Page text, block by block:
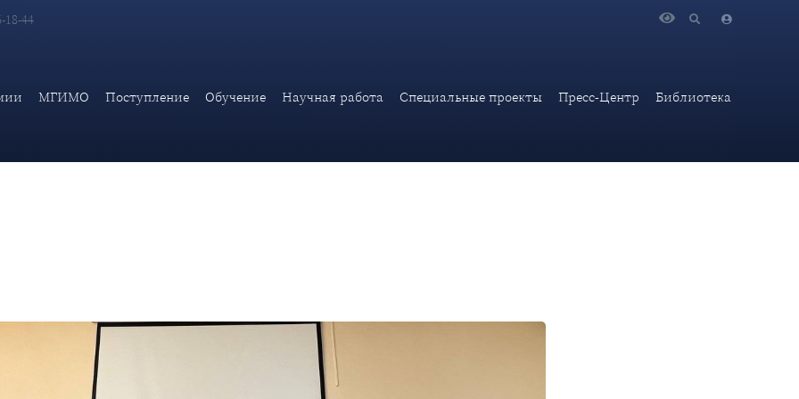
18-44
МГИМО Поступление Обучение Научная работа Специальные проекты Пресс-Центр Библиотека
безопасность» для сотрудников МИД России